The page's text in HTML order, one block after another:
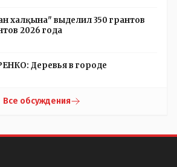
халқына" выделил 350 грантов
2026 года
Деревья в городе
Все обсуждения